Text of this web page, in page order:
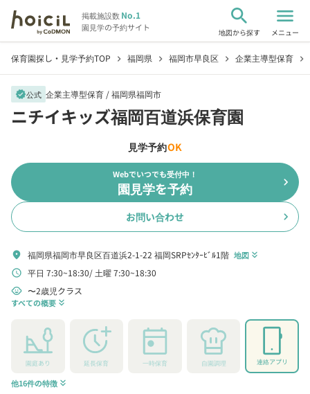
掲載施設数No.1
園見学の予約サイト
search
地図から探す
menu
メニュー
保育園探し・見学予約TOP chevron_right 福岡県 chevron_right 福岡市早良区 chevron_right 企業主導型保育 chevron_right
verified公式 企業主導型保育 /福岡県福岡市
ニチイキッズ福岡百道浜保育園
見学予約OK
Webでいつでも受付中！
園見学を予約 chevron_right
お問い合わせ chevron_right
location_on 福岡県福岡市早良区百道浜2-1-22 福岡SRPｾﾝﾀｰﾋﾞﾙ1階 地図 keyboard_double_arrow_down
schedule 平日 7:30~18:30 土曜 7:30~18:30
child_care 〜2歳児クラス
すべての概要 keyboard_double_arrow_down
園庭あり 延長保育 一時保育 自園調理 連絡アプリ
他16件の特徴 keyboard_double_arrow_down